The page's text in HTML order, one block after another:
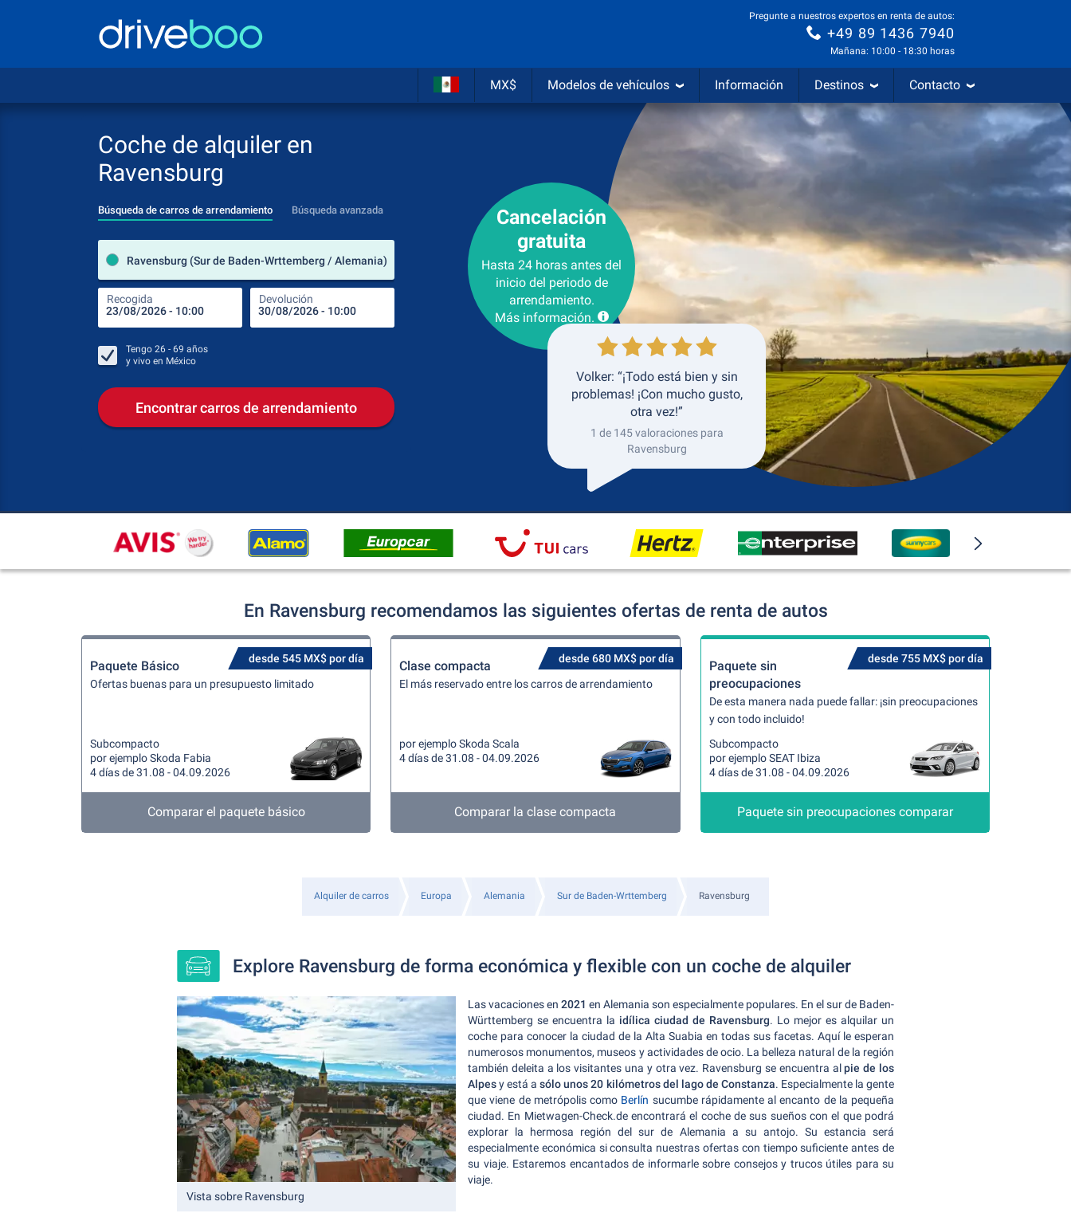
Pregunte a nuestros expertos en renta de autos:
+49 89 1436 7940
Mañana: 10:00 - 18:30 horas
MX$ Modelos de vehículos Información Destinos Contacto
Coche de alquiler en
Ravensburg
Búsqueda de carros de arrendamiento Búsqueda avanzada
Ravensburg (Sur de Baden-Wrttemberg / Alemania)
Recogida Devolución
lugar de arrendamiento
Lugar de devolución
Devolución
Tengo 26 - 69 años
y vivo en México
Encontrar carros de arrendamiento
Cancelación
gratuita
Hasta 24 horas antes del
inicio del periodo de
arrendamiento.
Más información.
Volker: “¡Todo está bien y sin
problemas! ¡Con mucho gusto,
otra vez!”
1 de 145 valoraciones para
Ravensburg
En Ravensburg recomendamos las siguientes ofertas de renta de autos
desde 545 MX$ por día
Paquete Básico
Ofertas buenas para un presupuesto limitado
Subcompacto
por ejemplo Skoda Fabia
4 días de 31.08 - 04.09.2026
Comparar el paquete básico
desde 680 MX$ por día
Clase compacta
El más reservado entre los carros de arrendamiento
por ejemplo Skoda Scala
4 días de 31.08 - 04.09.2026
Comparar la clase compacta
desde 755 MX$ por día
Paquete sin
preocupaciones
De esta manera nada puede fallar: ¡sin preocupaciones
y con todo incluido!
Subcompacto
por ejemplo SEAT Ibiza
4 días de 31.08 - 04.09.2026
Paquete sin preocupaciones comparar
Alquiler de carros Europa Alemania Sur de Baden-Wrttemberg Ravensburg
Explore Ravensburg de forma económica y flexible con un coche de alquiler
Vista sobre Ravensburg
Las vacaciones en 2021 en Alemania son especialmente populares. En el sur de Baden-
Württemberg se encuentra la idílica ciudad de Ravensburg. Lo mejor es alquilar un
coche para conocer la ciudad de la Alta Suabia en todas sus facetas. Aquí le esperan
numerosos monumentos, museos y actividades de ocio. La belleza natural de la región
también deleita a los visitantes una y otra vez. Ravensburg se encuentra alpie de los
Alpesy está asólo unos 20 kilómetros del lago de Constanza. Especialmente la gente
que viene de metrópolis como Berlín sucumbe rápidamente al encanto de la pequeña
ciudad. En Mietwagen-Check.de encontrará el coche de sus sueños con el que podrá
explorar la hermosa región del sur de Alemania a su antojo. Su estancia será
especialmente económica si consulta nuestras ofertas con tiempo suficiente antes de
su viaje. Estaremos encantados de informarle sobre consejos y trucos útiles para su
viaje.